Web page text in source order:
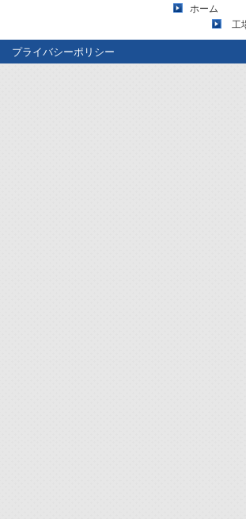
ホーム
工
プライバシーポリシー